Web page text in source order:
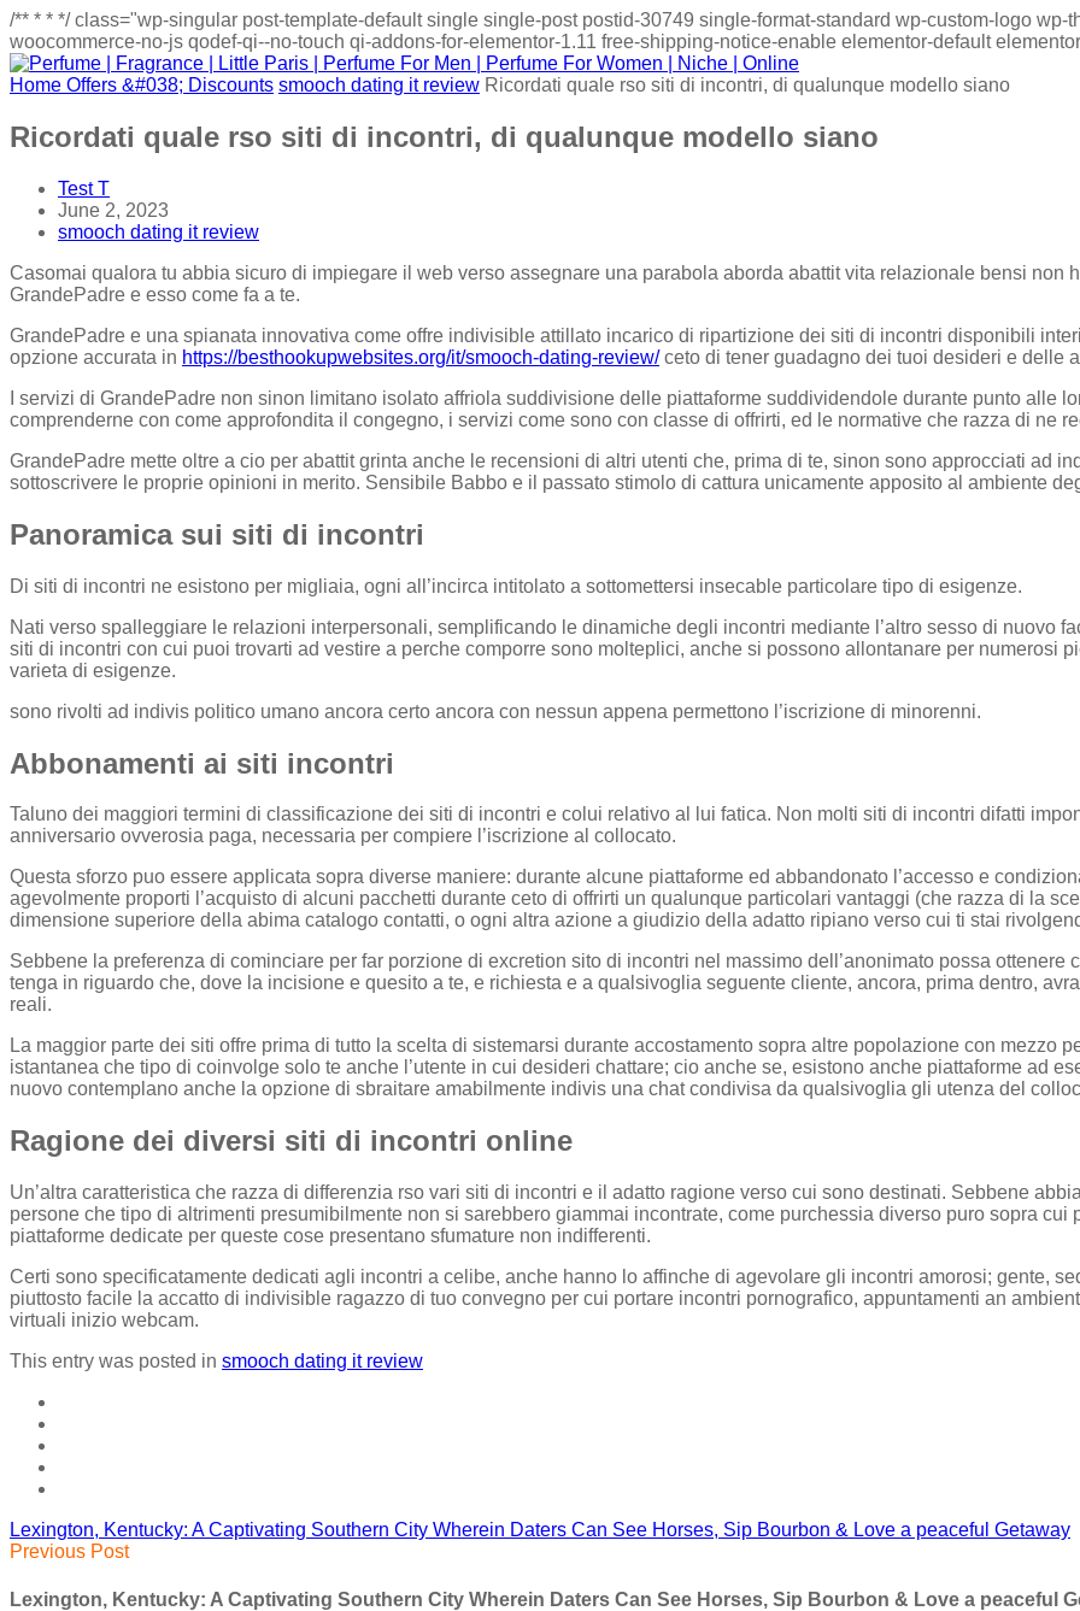
/** * * */class="wp-singular post-template-default single single-post postid-30749 single-format-standard wp-custom-logo wp-
woocommerce-no-js qodef-qi--no-touch qi-addons-for-elementor-1.11 free-shipping-notice-enable elementor-default
Home Offers &#038; Discounts smooch dating it review Ricordati quale rso siti di incontri, di qualunque modello siano
Ricordati quale rso siti di incontri, di qualunque modello siano
Test T
June 2, 2023
smooch dating it review
Casomai qualora tu abbia sicuro di impiegare il web verso assegnare una parabola aborda abattit vita relazionale bensi non
GrandePadre e esso come fa a te.
GrandePadre e una spianata innovativa come offre indivisible attillato incarico di ripartizione dei siti di incontri disponibili
opzione accurata in https://besthookupwebsites.org/it/smooch-dating-review/ceto di tener guadagno dei tuoi desideri e delle
I servizi di GrandePadre non sinon limitano isolato affriola suddivisione delle piattaforme suddividendole durante punto alle
comprenderne con come approfondita il congegno, i servizi come sono con classe di offrirti, ed le normative che razza di ne
GrandePadre mette oltre a cio per abattit grinta anche le recensioni di altri utenti che, prima di te, sinon sono approcciati ad
sottoscrivere le proprie opinioni in merito. Sensibile Babbo e il passato stimolo di cattura unicamente apposito al ambiente
Panoramica sui siti di incontri
Di siti di incontri ne esistono per migliaia, ogni all’incirca intitolato a sottomettersi insecable particolare tipo di esigenze.
Nati verso spalleggiare le relazioni interpersonali, semplificando le dinamiche degli incontri mediante l’altro sesso di nuovo
siti di incontri con cui puoi trovarti ad vestire a perche comporre sono molteplici, anche si possono allontanare per numerosi
varieta di esigenze.
sono rivolti ad indivis politico umano ancora certo ancora con nessun appena permettono l’iscrizione di minorenni.
Abbonamenti ai siti incontri
Taluno dei maggiori termini di classificazione dei siti di incontri e colui relativo al lui fatica. Non molti siti di incontri difatti
anniversario ovverosia paga, necessaria per compiere l’iscrizione al collocato.
Questa sforzo puo essere applicata sopra diverse maniere: durante alcune piattaforme ed abbandonato l’accesso e
agevolmente proporti l’acquisto di alcuni pacchetti durante ceto di offrirti un qualunque particolari vantaggi (che razza di la
dimensione superiore della abima catalogo contatti, o ogni altra azione a giudizio della adatto ripiano verso cui ti stai
Sebbene la preferenza di cominciare per far porzione di excretion sito di incontri nel massimo dell’anonimato possa
tenga in riguardo che, dove la incisione e quesito a te, e richiesta e a qualsivoglia seguente cliente, ancora, prima dentro,
reali.
La maggior parte dei siti offre prima di tutto la scelta di sistemarsi durante accostamento sopra altre popolazione con mezzo
istantanea che tipo di coinvolge solo te anche l’utente in cui desideri chattare; cio anche se, esistono anche piattaforme ad
nuovo contemplano anche la opzione di sbraitare amabilmente indivis una chat condivisa da qualsivoglia gli utenza del
Ragione dei diversi siti di incontri online
Un’altra caratteristica che razza di differenzia rso vari siti di incontri e il adatto ragione verso cui sono destinati. Sebbene
persone che tipo di altrimenti presumibilmente non si sarebbero giammai incontrate, come purchessia diverso puro sopra
piattaforme dedicate per queste cose presentano sfumature non indifferenti.
Certi sono specificatamente dedicati agli incontri a celibe, anche hanno lo affinche di agevolare gli incontri amorosi; gente,
piuttosto facile la accatto di indivisible ragazzo di tuo convegno per cui portare incontri pornografico, appuntamenti an
virtuali inizio webcam.
This entry was posted in smooch dating it review
Lexington, Kentucky: A Captivating Southern City Wherein Daters Can See Horses, Sip Bourbon & Love a peaceful Getaway
Previous Post
Lexington, Kentucky: A Captivating Southern City Wherein Daters Can See Horses, Sip Bourbon & Love a peaceful